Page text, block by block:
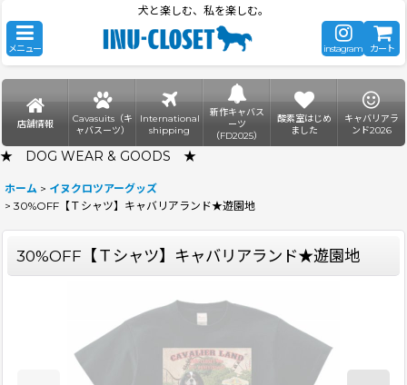
犬と楽しむ、私を楽しむ。
メニュー instagram カート
店舗情報
Cavasuits（キ
ャバスーツ）
International
shipping
新作キャバス
ーツ
（FD2025）
酸素室はじめ
ました
キャバリアラ
ンド2026
★ DOG WEAR & GOODS ★
ホーム > イヌクロツアーグッズ
> 30%OFF【Ｔシャツ】キャバリアランド★遊園地
30%OFF【Ｔシャツ】キャバリアランド★遊園地